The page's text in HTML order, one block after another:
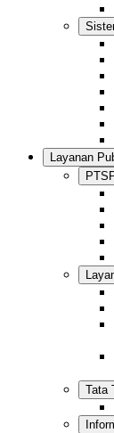
Layanan
Tata